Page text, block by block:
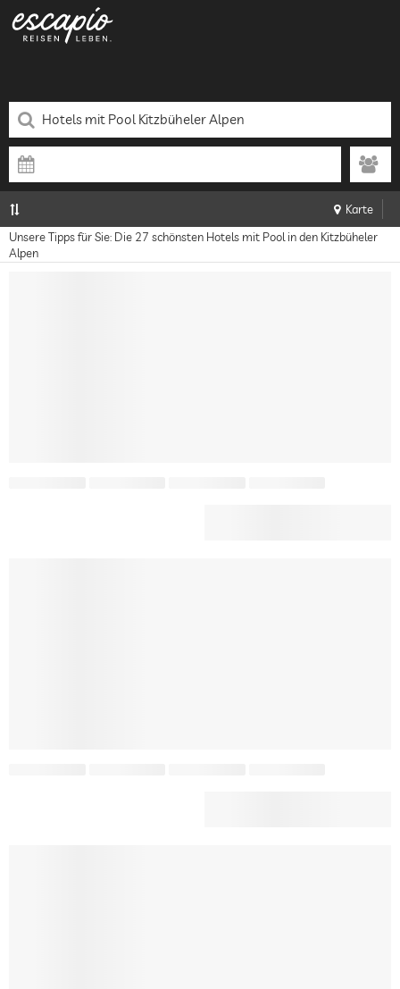
Karte
Unsere Tipps für Sie: Die 27 schönsten Hotels mit Pool in den Kitzbüheler
Alpen